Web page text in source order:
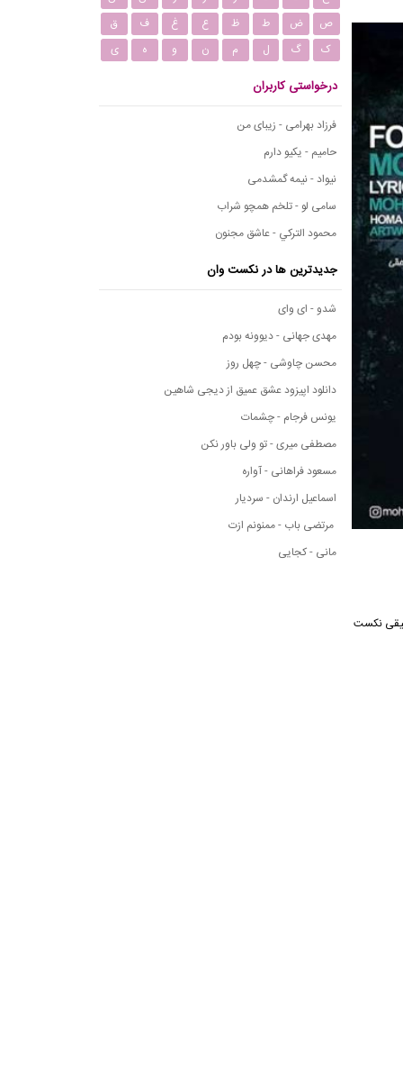
موسیقی نکست
ص
ض ط ظ ع غ ف
ق
ک
گ ل م ن و ه ی
درخواستی کاربران
فرزاد بهرامی - زیبای من
حامیم - یکیو دارم
نیواد - نیمه گمشدمی
سامی لو - تلخم همچو شراب
محمود التركي - عاشق مجنون
جدیدترین ها در نکست وان
شدو - ای وای
مهدی جهانی - دیوونه بودم
محسن چاوشی - چهل روز
دانلود اپیزود عشق عمیق از دیجی شاهین
یونس فرجام - چشمات
مصطفی میری - تو ولی باور نکن
مسعود فراهانی - آواره
اسماعیل ارندان - سردیار
مرتضی باب - ممنونم ازت
مانی - کجایی